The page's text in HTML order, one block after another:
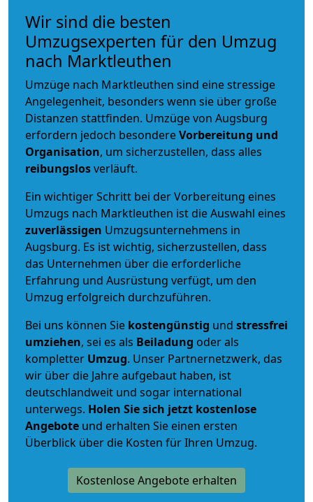
Wir sind die besten
Umzugsexperten für den Umzug
nach Marktleuthen
Umzüge nach Marktleuthen sind eine stressige
Angelegenheit, besonders wenn sie über große
Distanzen stattfinden. Umzüge von Augsburg
erfordern jedoch besondereVorbereitung und
Organisation, um sicherzustellen, dass alles
reibungslosverläuft.
Ein wichtiger Schritt bei der Vorbereitung eines
Umzugs nach Marktleuthen ist die Auswahl eines
zuverlässigen Umzugsunternehmens in
Augsburg. Es ist wichtig, sicherzustellen, dass
das Unternehmen über die erforderliche
Erfahrung und Ausrüstung verfügt, um den
Umzug erfolgreich durchzuführen.
Bei uns können Sie kostengünstig und stressfrei
umziehen, sei es als Beiladung oder als
kompletter Umzug. Unser Partnernetzwerk, das
wir über die Jahre aufgebaut haben, ist
deutschlandweit und sogar international
unterwegs. Holen Sie sich jetzt kostenlose
Angebote und erhalten Sie einen ersten
Überblick über die Kosten für Ihren Umzug.
Kostenlose Angebote erhalten